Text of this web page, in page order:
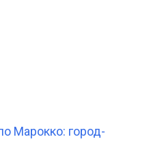
Марокко: город-